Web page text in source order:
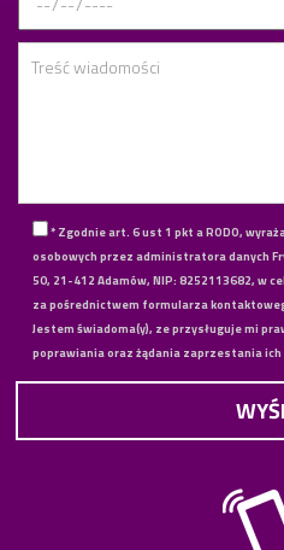
* Zgodnie art. 6 ust 1 pkt a RODO,
osobowych przez administratora danych
50, 21-412 Adamów, NIP: 8252113682, w
za pośrednictwem formularza
Jestem świadoma(y), ze przysługuje mi
poprawiania oraz żądania zaprzestania